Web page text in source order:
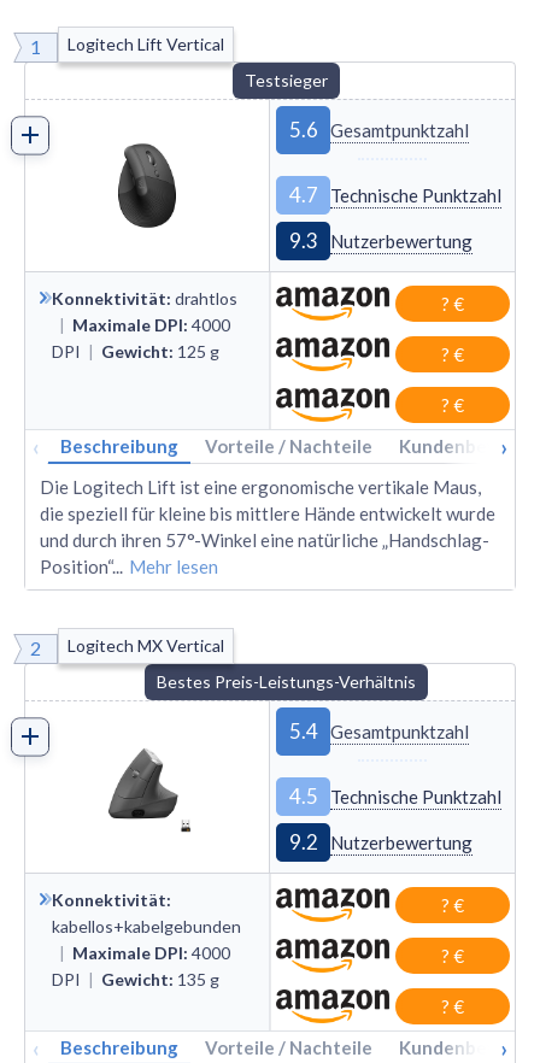
1
Logitech Lift Vertical
Testsieger
5.6 Gesamtpunktzahl
4.7 Technische Punktzahl
9.3 Nutzerbewertung
Konnektivität: drahtlos
| Maximale DPI: 4000
DPI | Gewicht: 125 g
? €
? €
? €
‹ Beschreibung Vorteile / Nachteile ›
Die Logitech Lift ist eine ergonomische vertikale Maus,
die speziell für kleine bis mittlere Hände entwickelt wurde
und durch ihren 57°-Winkel eine natürliche „Handschlag-
Position“... Mehr lesen
2
Logitech MX Vertical
Bestes Preis-Leistungs-Verhältnis
5.4 Gesamtpunktzahl
4.5 Technische Punktzahl
9.2 Nutzerbewertung
Konnektivität:
kabellos+kabelgebunden
| Maximale DPI: 4000
DPI | Gewicht: 135 g
? €
? €
? €
‹ Beschreibung Vorteile / Nachteile ›